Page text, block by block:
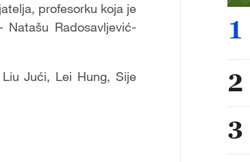
profesorku koja je
Radosavljević-
Jući, Lei Hung, Sije
1
2
3